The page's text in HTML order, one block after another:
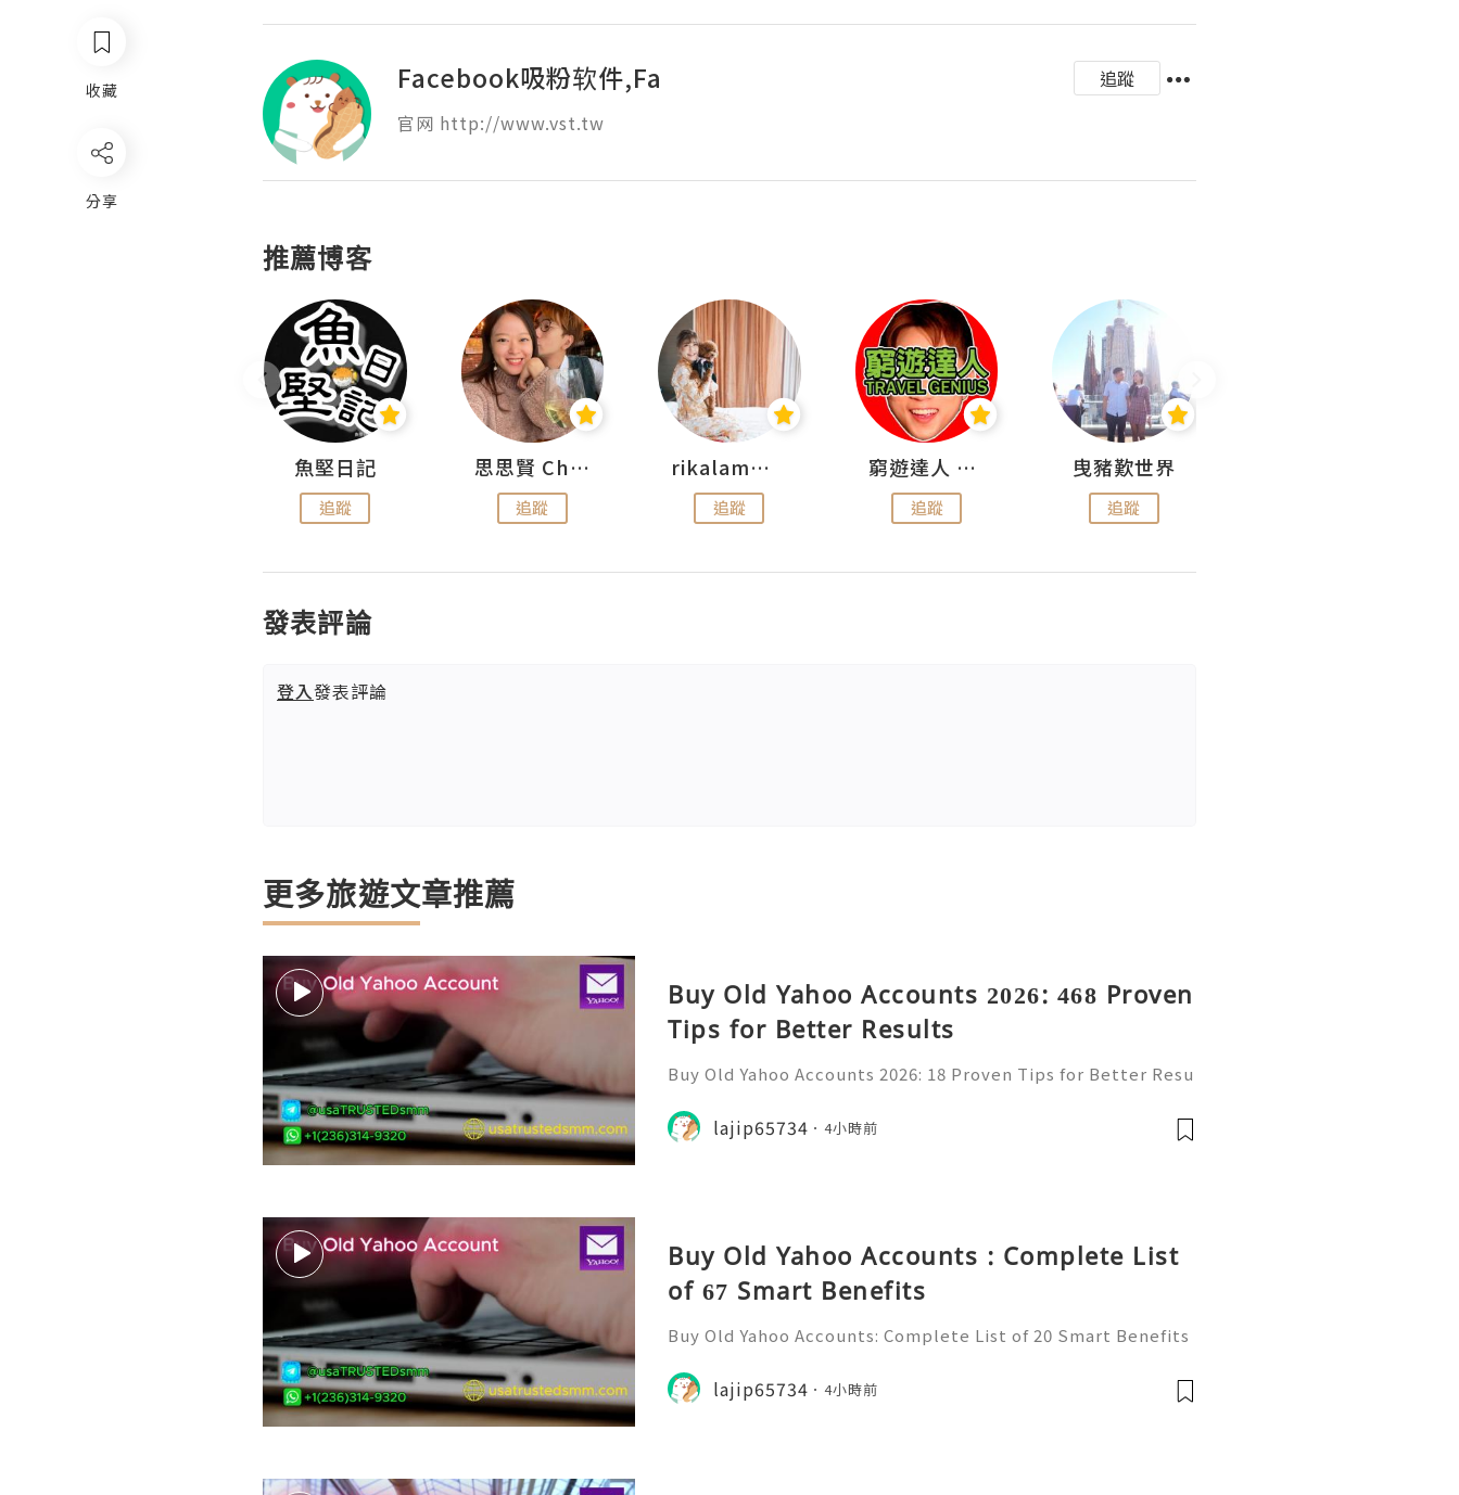
收藏
分享
Facebook吸粉软件,Fa
追蹤
官网 http://www.vst.tw
推薦博客
魚堅日記
追蹤
思思賢 ChillMyBabe
追蹤
rikalammm
追蹤
窮遊達人 Mr.TravelGenius
追蹤
曳豬歎世界
追蹤
發表評論
登入發表評論
更多旅遊文章推薦
Buy Old Yahoo Accounts 2026: 468 Proven
Tips for Better Results
Buy Old Yahoo Accounts 2026: 18 Proven Tips for Better Resu
messages, professional communication, freelancing, online
projects, subscriptio
lajip65734 4小時前
Buy Old Yahoo Accounts : Complete List
of 67 Smart Benefits
Buy Old Yahoo Accounts: Complete List of 20 Smart Benefits
for many years. Individuals, freelancers, businesses, and onl
ine professionals us
lajip65734 4小時前